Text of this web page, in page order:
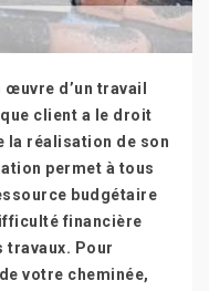
d’un travail
client a le droit
la réalisation de son
permet à tous
budgétaire
financière
travaux. Pour
votre cheminée,